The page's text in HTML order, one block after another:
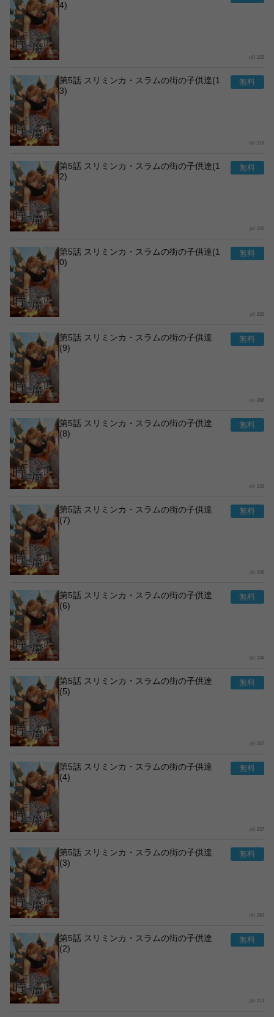
4)
222
第5話 スリミンカ・スラムの街の子供達(1
3)
215
第5話 スリミンカ・スラムの街の子供達(1
2)
222
第5話 スリミンカ・スラムの街の子供達(1
0)
222
第5話 スリミンカ・スラムの街の子供達
(9)
268
第5話 スリミンカ・スラムの街の子供達
(8)
231
第5話 スリミンカ・スラムの街の子供達
(7)
240
第5話 スリミンカ・スラムの街の子供達
(6)
234
第5話 スリミンカ・スラムの街の子供達
(5)
257
第5話 スリミンカ・スラムの街の子供達
(4)
237
第5話 スリミンカ・スラムの街の子供達
(3)
251
第5話 スリミンカ・スラムの街の子供達
(2)
211